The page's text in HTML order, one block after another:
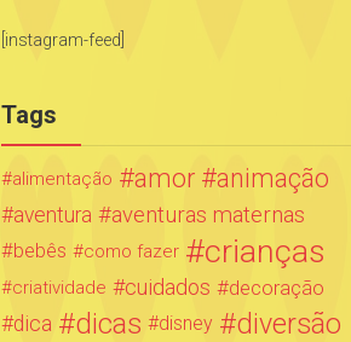
[instagram-feed]
Tags
alimentação amor animação
aventura aventuras maternas
bebês como fazer crianças
criatividade cuidados
decoração
dica
dicas disney diversão